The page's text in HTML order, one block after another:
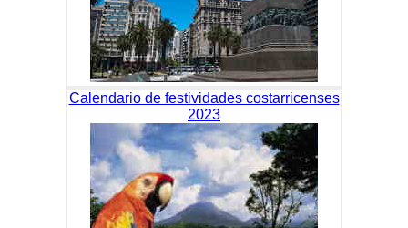
Calendario de festividades costarricenses
2023